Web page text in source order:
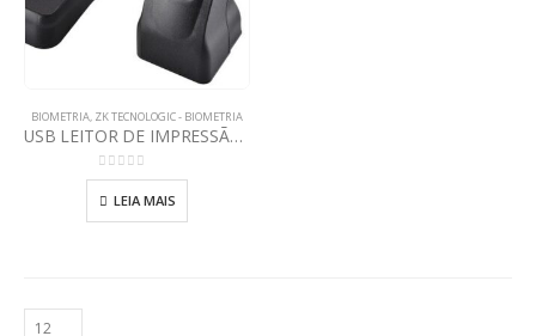
BIOMETRIA ZK TECNOLOGIC - BIOMETRIA
USB LEITOR DE IMPRESSÃO DIGITAL ZK4500
0out of 5
LEIA MAIS